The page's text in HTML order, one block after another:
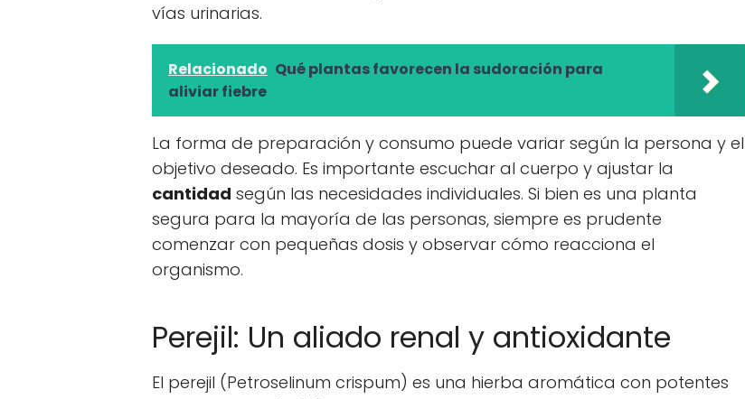
vías urinarias.
Relacionado Qué plantas favorecen la sudoración para
aliviar fiebre
La forma de preparación y consumo puede variar según la persona y el
objetivo deseado. Es importante escuchar al cuerpo y ajustar la
cantidad según las necesidades individuales. Si bien es una planta
segura para la mayoría de las personas, siempre es prudente
comenzar con pequeñas dosis y observar cómo reacciona el
organismo.
Perejil: Un aliado renal y antioxidante
El perejil (Petroselinum crispum) es una hierba aromática con potentes